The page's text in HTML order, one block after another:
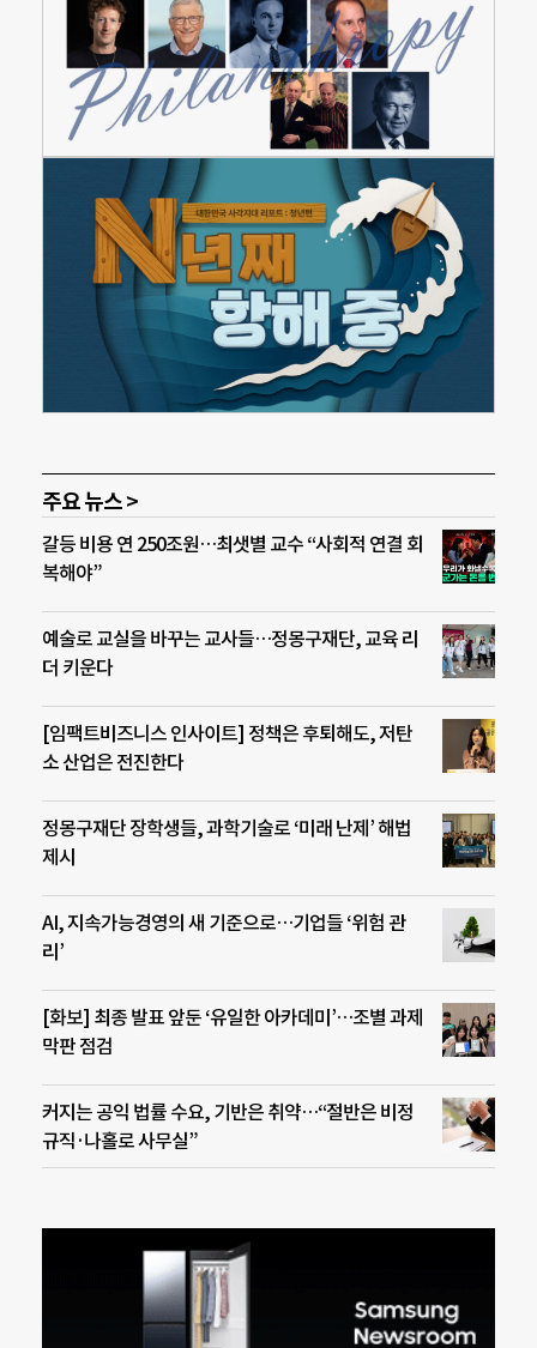
주요 뉴스 >
갈등 비용 연 250조원…최샛별 교수 “사회적 연결 회
복해야”
예술로 교실을 바꾸는 교사들…정몽구재단, 교육 리
더 키운다
[임팩트비즈니스 인사이트] 정책은 후퇴해도, 저탄
소 산업은 전진한다
정몽구재단 장학생들, 과학기술로 ‘미래 난제’ 해법
제시
AI, 지속가능경영의 새 기준으로…기업들 ‘위험 관
리’
[화보] 최종 발표 앞둔 ‘유일한 아카데미’…조별 과제
막판 점검
커지는 공익 법률 수요, 기반은 취약…“절반은 비정
규직·나홀로 사무실”